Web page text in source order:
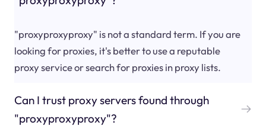
"proxyproxyproxy" is not a standard term. If you are
looking for proxies, it's better to use a reputable
proxy service or search for proxies in proxy lists.
Can I trust proxy servers found through
"proxyproxyproxy"?